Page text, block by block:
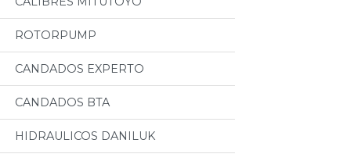
ROTORPUMP
CANDADOS EXPERTO
CANDADOS BTA
HIDRAULICOS DANILUK